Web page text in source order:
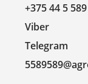
+375 44 5
Viber
Telegram